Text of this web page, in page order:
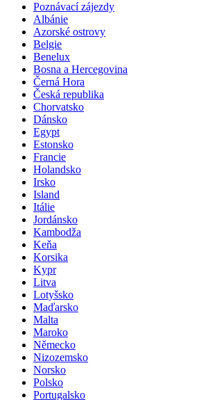
Poznávací zájezdy
Albánie
Azorské ostrovy
Belgie
Benelux
Bosna a Hercegovina
Černá Hora
Česká republika
Chorvatsko
Dánsko
Egypt
Estonsko
Francie
Holandsko
Irsko
Island
Itálie
Jordánsko
Kambodža
Keňa
Korsika
Kypr
Litva
Lotyšsko
Maďarsko
Malta
Maroko
Německo
Nizozemsko
Norsko
Polsko
Portugalsko